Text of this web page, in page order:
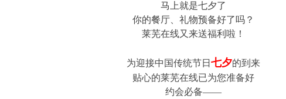
马上就是七夕了
你的餐厅、礼物预备好了吗？
莱芜在线又来送福利啦！
为迎接中国传统节日 七夕的到来
贴心的莱芜在线已为您准备好
约会必备——